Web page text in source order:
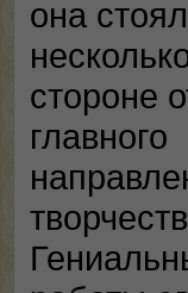
она
стороне
главного